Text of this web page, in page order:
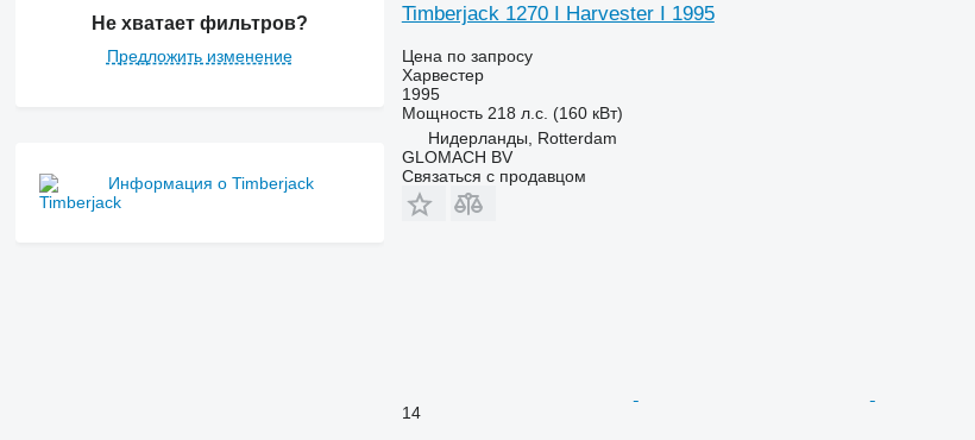
Не хватает фильтров?
Предложить изменение
Информация о Timberjack
Timberjack 1270 I Harvester I 1995
Цена по запросу
Харвестер
1995
Мощность 218 л.с. (160 кВт)
Нидерланды, Rotterdam
GLOMACH BV
Связаться с продавцом
14